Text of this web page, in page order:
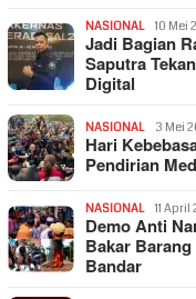
NASIONAL 10 Mei
Jadi Bagian
Saputra
Digital
NASIONAL 3 Mei
Hari
Pendirian
NASIONAL 11 April
Demo Anti
Bakar
Bandar